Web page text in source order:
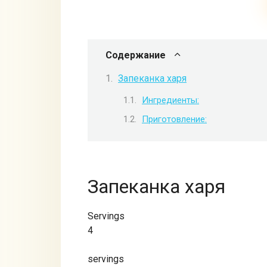
Содержание
Запеканка харя
Ингредиенты:
Приготовление:
Запеканка харя
Servings
4
servings